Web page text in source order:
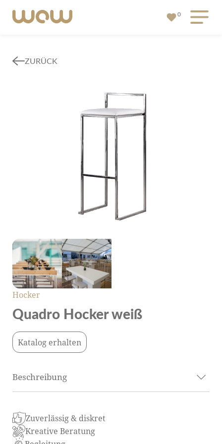
0
ZURÜCK
Hocker
Quadro Hocker weiß
Katalog erhalten
Beschreibung
Der „Quadro“ Hocker in Weiß ist eine
hervorragende Wahl für Veranstaltungen, die
sowohl Eleganz als auch modernes Design schätzen.
Zuverlässig & diskret
Kreative Beratung